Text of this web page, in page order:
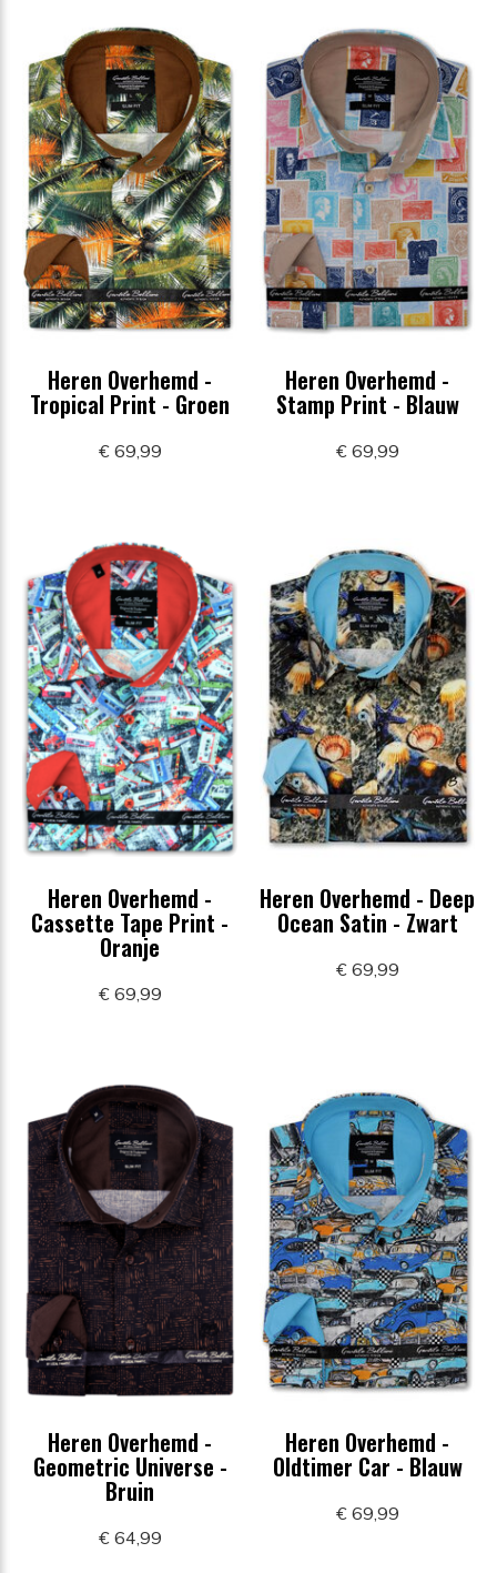
Heren Overhemd -
Tropical Print - Groen
€ 69,99
Heren Overhemd -
Stamp Print - Blauw
€ 69,99
Heren Overhemd -
Cassette Tape Print -
Oranje
€ 69,99
Heren Overhemd - Deep
Ocean Satin - Zwart
€ 69,99
Heren Overhemd -
Geometric Universe -
Bruin
€ 64,99
Heren Overhemd -
Oldtimer Car - Blauw
€ 69,99